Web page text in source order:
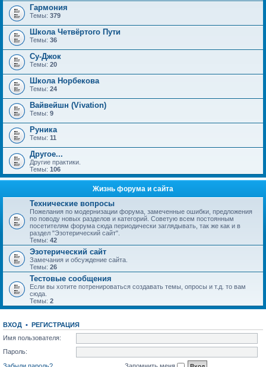
Гармония
Темы: 379
Школа Четвёртого Пути
Темы: 36
Су-Джок
Темы: 20
Школа Норбекова
Темы: 24
Вайвейшн (Vivation)
Темы: 9
Руника
Темы: 11
Другое...
Другие практики.
Темы: 106
Жизнь форума и сайта
Технические вопросы
Пожелания по модернизации форума, замеченные ошибки, предложения
по поводу новых разделов и категорий. Советую всем постоянным
посетителям форума сюда периодически заглядывать, так же как и в
раздел "Эзотерический сайт".
Темы: 42
Эзотерический сайт
Замечания и обсуждение сайта.
Темы: 26
Тестовые сообщения
Если вы хотите потренироваться создавать темы, опросы и т.д. то вам
сюда.
Темы: 2
ВХОД • РЕГИСТРАЦИЯ
Имя пользователя:
Пароль: